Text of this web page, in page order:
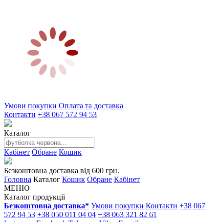
Умови покупки Оплата та доставка
Контакти +38 067 572 94 53
Каталог
Кабінет Обране Кошик
Безкоштовна доставка від 600 грн.
Головна Каталог Кошик Обране Кабінет
МЕНЮ
Каталог продукції
Безкоштовна доставка* Умови покупки Контакти +38 067
572 94 53 +38 050 011 04 04 +38 063 321 82 61